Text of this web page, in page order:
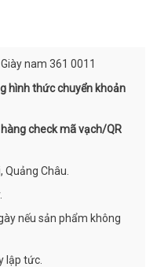
nam 361 0011
hình thức chuyển khoản
check mã vạch/QR
Châu.
nếu sản phẩm không
lập tức.